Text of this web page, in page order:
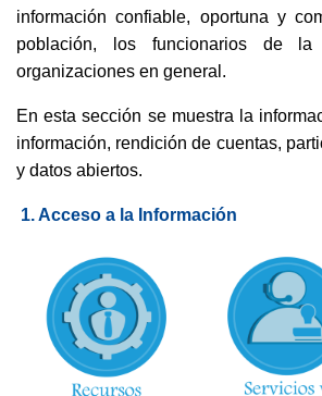
información confiable, oportuna y
población, los funcionarios de
organizaciones en general.
En esta sección se muestra la
información, rendición de cuentas,
y datos abiertos.
1. Acceso a la Información